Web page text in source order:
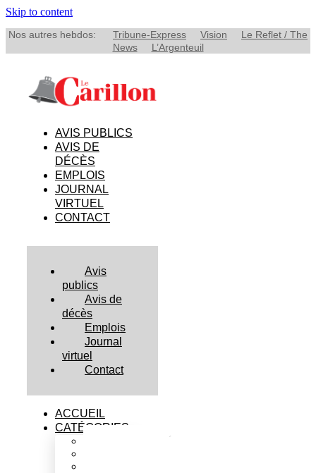
Skip to content
Nos autres hebdos: Tribune-Express Vision
Le Reflet / The
News
L’Argenteuil
AVIS PUBLICS
AVIS DE
DÉCÈS
EMPLOIS
JOURNAL
VIRTUEL
CONTACT
Avis
publics
Avis de
décès
Emplois
Journal
virtuel
Contact
ACCUEIL
CATÉGORIES